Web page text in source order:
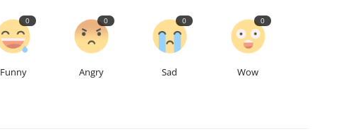
0
Funny
0
Angry
0
Sad
0
Wow